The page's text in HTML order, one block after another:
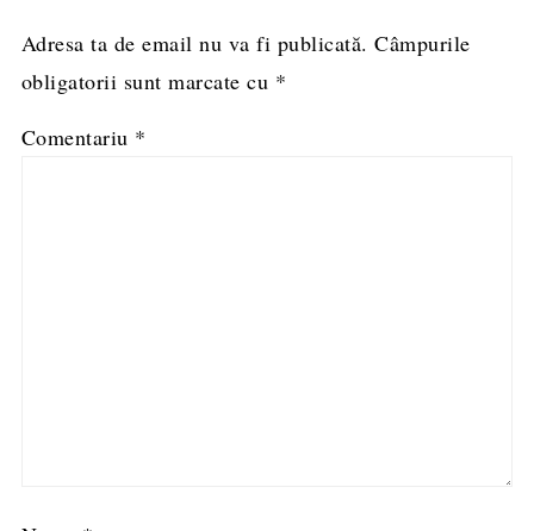
Adresa ta de email nu va fi publicată. Câmpurile
obligatorii sunt marcate cu *
Comentariu *